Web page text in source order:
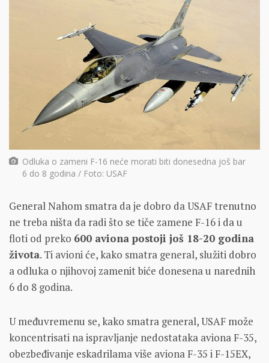
Odluka o zameni F-16 neće morati biti donesedna još bar
6 do 8 godina / Foto: USAF
General Nahom smatra da je dobro da USAF trenutno
ne treba ništa da radi što se tiče zamene F-16 i da u
floti od preko 600 aviona postoji još 18-20 godina
života. Ti avioni će, kako smatra general, služiti dobro
a odluka o njihovoj zamenit biće donesena u narednih
6 do 8 godina.
U međuvremenu se, kako smatra general, USAF može
koncentrisati na ispravljanje nedostataka aviona F-35,
obezbeđivanje eskadrilama više aviona F-35 i F-15EX,